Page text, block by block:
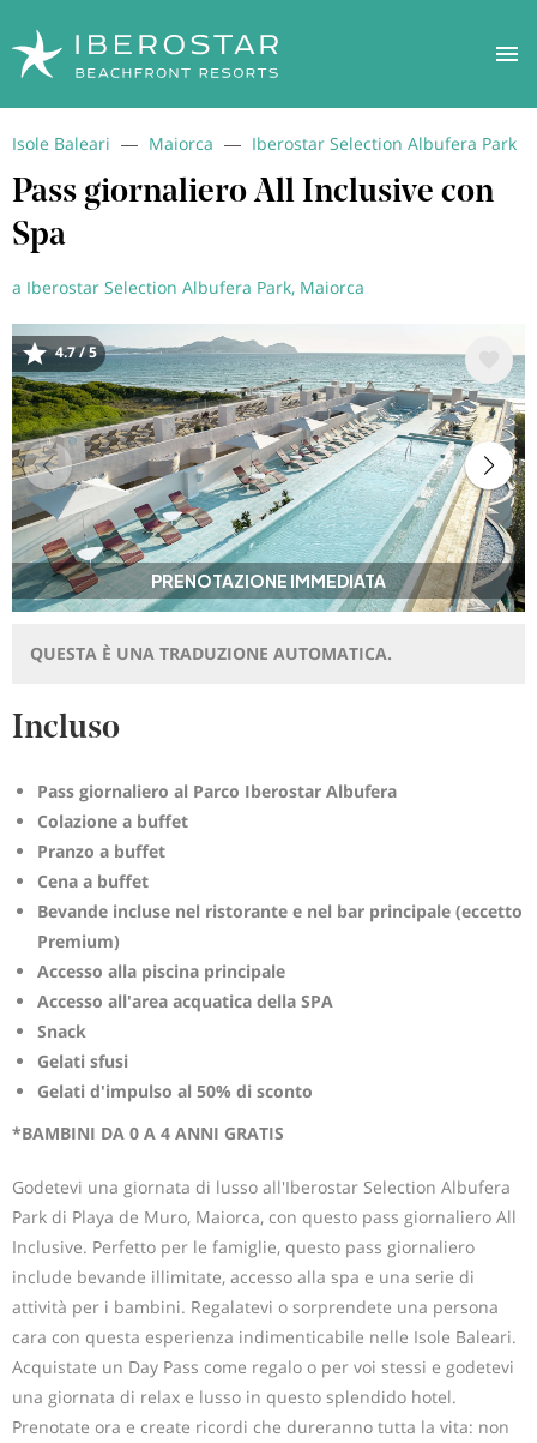
Salta
al
contenuto
principale
Isole Baleari Maiorca Iberostar Selection Albufera Park
Pass giornaliero All Inclusive con
Spa
a Iberostar Selection Albufera Park, Maiorca
Immagine
PRENOTAZIONE IMMEDIATA
4.7 / 5
QUESTA È UNA TRADUZIONE AUTOMATICA.
Incluso
Pass giornaliero al Parco Iberostar Albufera
Colazione a buffet
Pranzo a buffet
Cena a buffet
Bevande incluse nel ristorante e nel bar principale (eccetto
Premium)
Accesso alla piscina principale
Accesso all'area acquatica della SPA
Snack
Gelati sfusi
Gelati d'impulso al 50% di sconto
*BAMBINI DA 0 A 4 ANNI GRATIS
Godetevi una giornata di lusso all'Iberostar Selection Albufera
Park di Playa de Muro, Maiorca, con questo pass giornaliero All
Inclusive. Perfetto per le famiglie, questo pass giornaliero
include bevande illimitate, accesso alla spa e una serie di
attività per i bambini. Regalatevi o sorprendete una persona
cara con questa esperienza indimenticabile nelle Isole Baleari.
Acquistate un Day Pass come regalo o per voi stessi e godetevi
una giornata di relax e lusso in questo splendido hotel.
Prenotate ora e create ricordi che dureranno tutta la vita: non